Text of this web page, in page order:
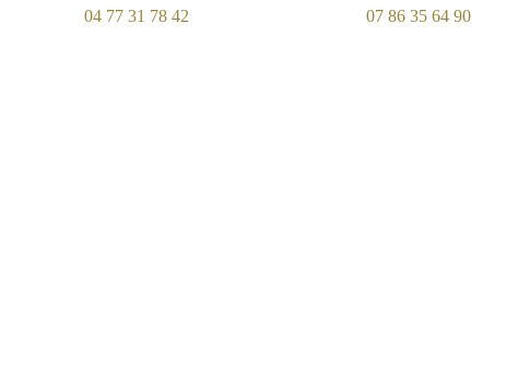
04 77 31 78 42 07 86 35 64 90